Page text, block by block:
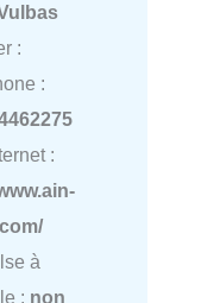
:
:
:
à
: non